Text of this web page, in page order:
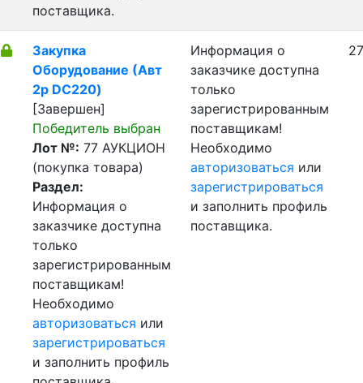
поставщика.
Закупка
Оборудование (Авт
2р DC220)
[Завершен]
Победитель выбран
Лот №: 77 АУКЦИОН
(покупка товара)
Раздел:
Информация о
заказчике доступна
только
зарегистрированным
поставщикам!
Необходимо
авторизоваться или
зарегистрироваться
и заполнить профиль
Информация о
заказчике доступна
только
зарегистрированным
поставщикам!
Необходимо
авторизоваться или
зарегистрироваться
и заполнить профиль
поставщика.